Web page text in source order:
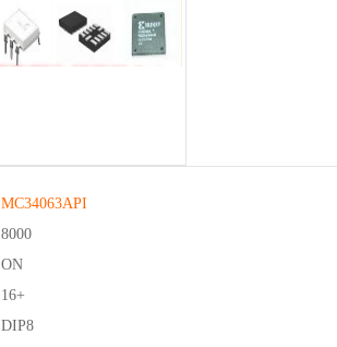
MC34063API
8000
ON
16+
DIP8